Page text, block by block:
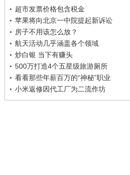
超市发票价格包含税金
苹果将向北京一中院提起新诉讼
房子不用该怎么放？
航天活动几乎涵盖各个领域
炒白银 当下有赚头
500万打造4个五星级旅游厕所
看看那些年薪百万的“神秘”职业
小米返修因代工厂为二流作坊